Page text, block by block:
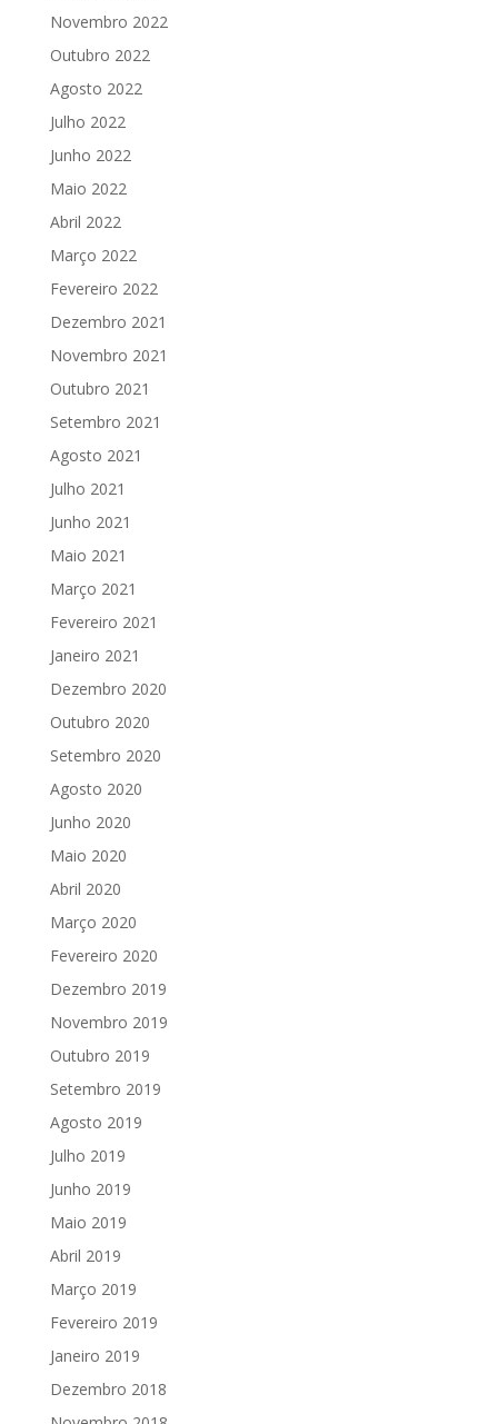
Novembro 2022
Outubro 2022
Agosto 2022
Julho 2022
Junho 2022
Maio 2022
Abril 2022
Março 2022
Fevereiro 2022
Dezembro 2021
Novembro 2021
Outubro 2021
Setembro 2021
Agosto 2021
Julho 2021
Junho 2021
Maio 2021
Março 2021
Fevereiro 2021
Janeiro 2021
Dezembro 2020
Outubro 2020
Setembro 2020
Agosto 2020
Junho 2020
Maio 2020
Abril 2020
Março 2020
Fevereiro 2020
Dezembro 2019
Novembro 2019
Outubro 2019
Setembro 2019
Agosto 2019
Julho 2019
Junho 2019
Maio 2019
Abril 2019
Março 2019
Fevereiro 2019
Janeiro 2019
Dezembro 2018